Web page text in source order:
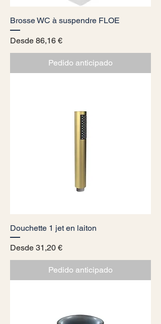
Brosse WC à suspendre FLOE
Desde 86,16 €
Precio de oferta
Pedido anticipado
Douchette 1 jet en laiton
Desde 31,20 €
Precio de oferta
Pedido anticipado